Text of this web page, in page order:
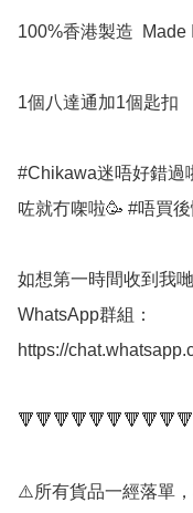
100%香港製造  Made
1個八達通加1個匙扣
#Chikawa迷唔好錯過
咗就冇㗎啦🥳 #唔買
如想第一時間收到我
WhatsApp群組：
https://
⚠️所有貨品一經落單